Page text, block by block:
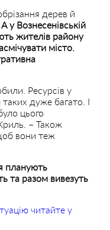
дерев й
А у Вознесенівській
жителів району
місто.
Ресурсів у
дуже багато. І
цього
– Також
вони теж
планують
та разом вивезуть
читайте у